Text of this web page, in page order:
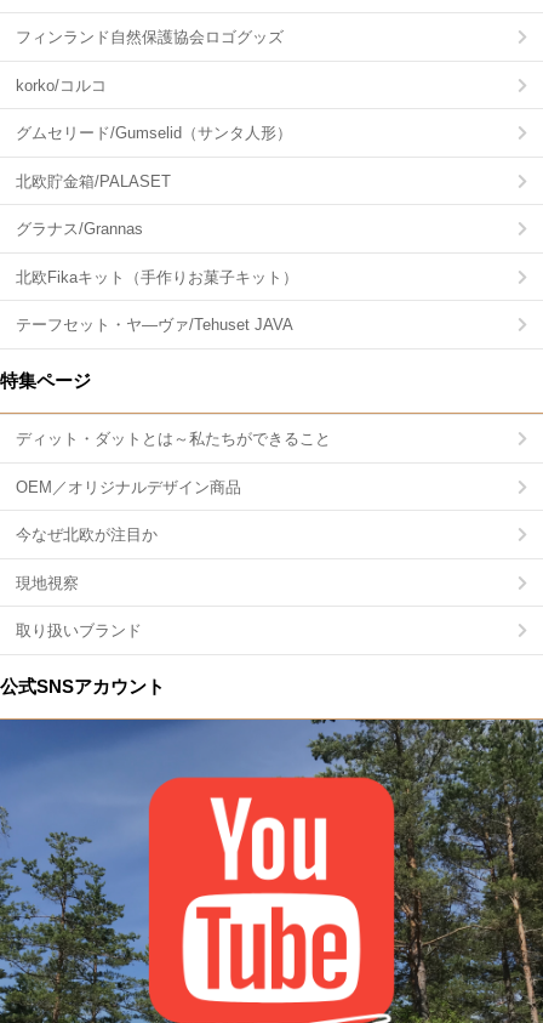
フィンランド自然保護協会ロゴグッズ
korko/コルコ
グムセリード/Gumselid（サンタ人形）
北欧貯金箱/PALASET
グラナス/Grannas
北欧Fikaキット（手作りお菓子キット）
テーフセット・ヤ―ヴァ/Tehuset JAVA
特集ページ
ディット・ダットとは～私たちができること
OEM／オリジナルデザイン商品
今なぜ北欧が注目か
現地視察
取り扱いブランド
公式SNSアカウント